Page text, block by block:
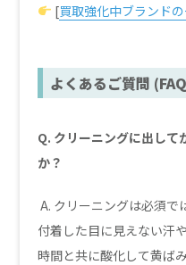
[買取強化中ブランド
よくあるご質問
Q. クリーニングに出して
か？
A. クリーニングは必須で
付着した目に見えない汗
時間と共に酸化して黄ば